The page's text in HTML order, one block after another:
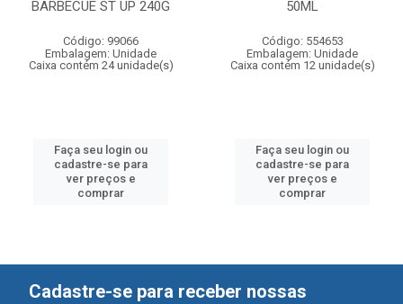
BARBECUE ST UP 240G
Código: 99066
Embalagem: Unidade
Caixa contém 24 unidade(s)
Faça seu login ou
cadastre-se para
ver preços e
comprar
50ML
Código: 554653
Embalagem: Unidade
Caixa contém 12 unidade(s)
Faça seu login ou
cadastre-se para
ver preços e
comprar
Cadastre-se para receber nossas